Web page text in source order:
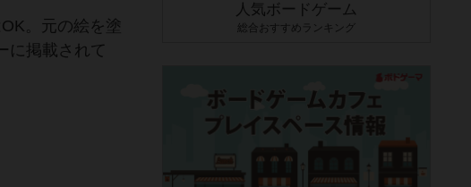
。元の絵を塗
に掲載されて
人気ボードゲーム
総合おすすめランキング